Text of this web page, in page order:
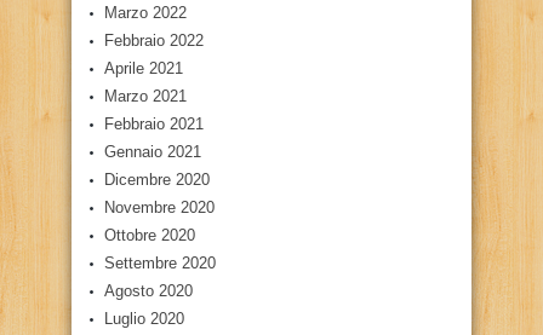
Marzo 2022
Febbraio 2022
Aprile 2021
Marzo 2021
Febbraio 2021
Gennaio 2021
Dicembre 2020
Novembre 2020
Ottobre 2020
Settembre 2020
Agosto 2020
Luglio 2020